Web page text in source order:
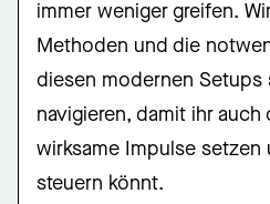
immer weniger greifen.
Methoden und die
diesen modernen Setups
navigieren, damit ihr
wirksame Impulse
steuern könnt.